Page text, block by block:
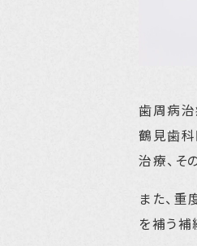
歯周病治
鶴見歯
治療、そ
また、
を補う